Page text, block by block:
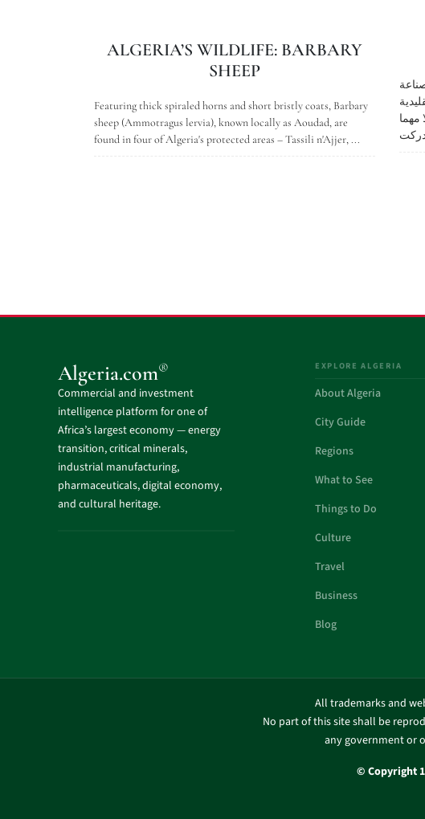
ALGERIA’S WILDLIFE: BARBARY
SHEEP
Featuring thick spiraled horns and short bristly coats, Barbary
sheep (Ammotragus lervia), known locally as Aoudad, are
found in four of Algeria's protected areas – Tassili n'Ajjer, ...
التقليدية
مهما
Algeria.com®
Commercial and investment
intelligence platform for one of
Africa’s largest economy — energy
transition, critical minerals,
industrial manufacturing,
pharmaceuticals, digital economy,
and cultural heritage.
EXPLORE ALGERIA
About Algeria
City Guide
Regions
What to See
Things to Do
Culture
Travel
Business
Blog
All trademarks and
No part of this site shall be
any government or
© Copyright